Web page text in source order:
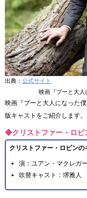
出典： 公式サイト
映画『プーと大人
映画『プーと大人になった
版キャストをご紹介します。
◆クリストファー・ロビ
クリストファー・ロビンの
演：ユアン・マクレガー
吹替キャスト：堺雅人